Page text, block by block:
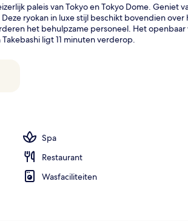
paleis van Tokyo en Tokyo Dome. Geniet
ryokan in luxe stijl beschikt bovendien
het behulpzame personeel. Het
ligt 11 minuten verderop.
Spa
Restaurant
Wasfaciliteiten